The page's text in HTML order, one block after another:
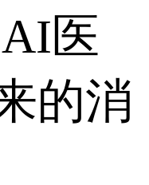
医
的消